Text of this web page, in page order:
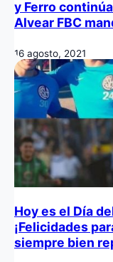
y Ferro
Alvear FBC
16 agosto, 2021
Hoy es el Día
¡Felicidades
siempre bien